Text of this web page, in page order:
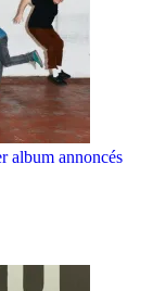
album annoncés